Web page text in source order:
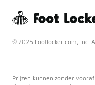
© 2025 Footlocker.com, Inc.
Prijzen kunnen zonder